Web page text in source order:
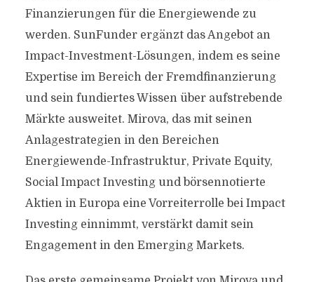
Finanzierungen für die Energiewende zu
werden. SunFunder ergänzt das Angebot an
Impact-Investment-Lösungen, indem es seine
Expertise im Bereich der Fremdfinanzierung
und sein fundiertes Wissen über aufstrebende
Märkte ausweitet. Mirova, das mit seinen
Anlagestrategien in den Bereichen
Energiewende-Infrastruktur, Private Equity,
Social Impact Investing und börsennotierte
Aktien in Europa eine Vorreiterrolle bei Impact
Investing einnimmt, verstärkt damit sein
Engagement in den Emerging Markets.